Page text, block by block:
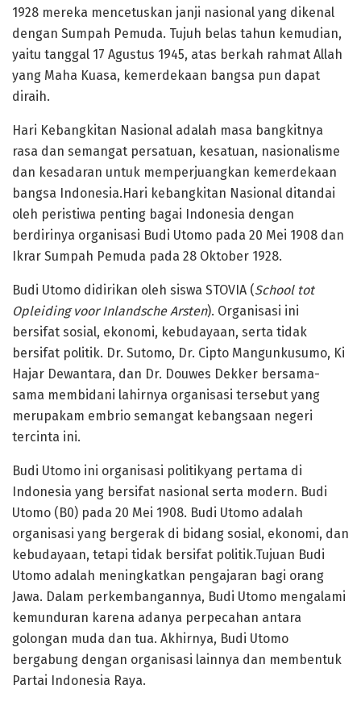
1928 mereka mencetuskan janji nasional yang dikenal
dengan Sumpah Pemuda. Tujuh belas tahun kemudian,
yaitu tanggal 17 Agustus 1945, atas berkah rahmat Allah
yang Maha Kuasa, kemerdekaan bangsa pun dapat
diraih.
Hari Kebangkitan Nasional adalah masa bangkitnya
rasa dan semangat persatuan, kesatuan, nasionalisme
dan kesadaran untuk memperjuangkan kemerdekaan
bangsa Indonesia.Hari kebangkitan Nasional ditandai
oleh peristiwa penting bagai Indonesia dengan
berdirinya organisasi Budi Utomo pada 20 Mei 1908 dan
Ikrar Sumpah Pemuda pada 28 Oktober 1928.
Budi Utomo didirikan oleh siswa STOVIA (School tot
Opleiding voor Inlandsche Arsten). Organisasi ini
bersifat sosial, ekonomi, kebudayaan, serta tidak
bersifat politik. Dr. Sutomo, Dr. Cipto Mangunkusumo, Ki
Hajar Dewantara, dan Dr. Douwes Dekker bersama-
sama membidani lahirnya organisasi tersebut yang
merupakam embrio semangat kebangsaan negeri
tercinta ini.
Budi Utomo ini organisasi politikyang pertama di
Indonesia yang bersifat nasional serta modern. Budi
Utomo (B0) pada 20 Mei 1908. Budi Utomo adalah
organisasi yang bergerak di bidang sosial, ekonomi, dan
kebudayaan, tetapi tidak bersifat politik.Tujuan Budi
Utomo adalah meningkatkan pengajaran bagi orang
Jawa. Dalam perkembangannya, Budi Utomo mengalami
kemunduran karena adanya perpecahan antara
golongan muda dan tua. Akhirnya, Budi Utomo
bergabung dengan organisasi lainnya dan membentuk
Partai Indonesia Raya.